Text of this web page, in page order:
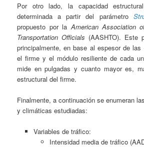
Por otro lado, la capacidad
determinada a partir del parámetro
propuesto por la American Association
Transportation Officials (AASHTO). Este
principalmente, en base al espesor de las
el firme y el módulo resiliente de cada
mide en pulgadas y cuanto mayor es,
estructural del firme.
Finalmente, a continuación se enumeran
y climáticas estudiadas:
Variables de tráfico:
Intensidad media de tráfico